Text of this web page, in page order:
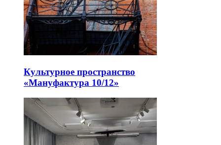
Культурное пространство
«Мануфактура 10/12»